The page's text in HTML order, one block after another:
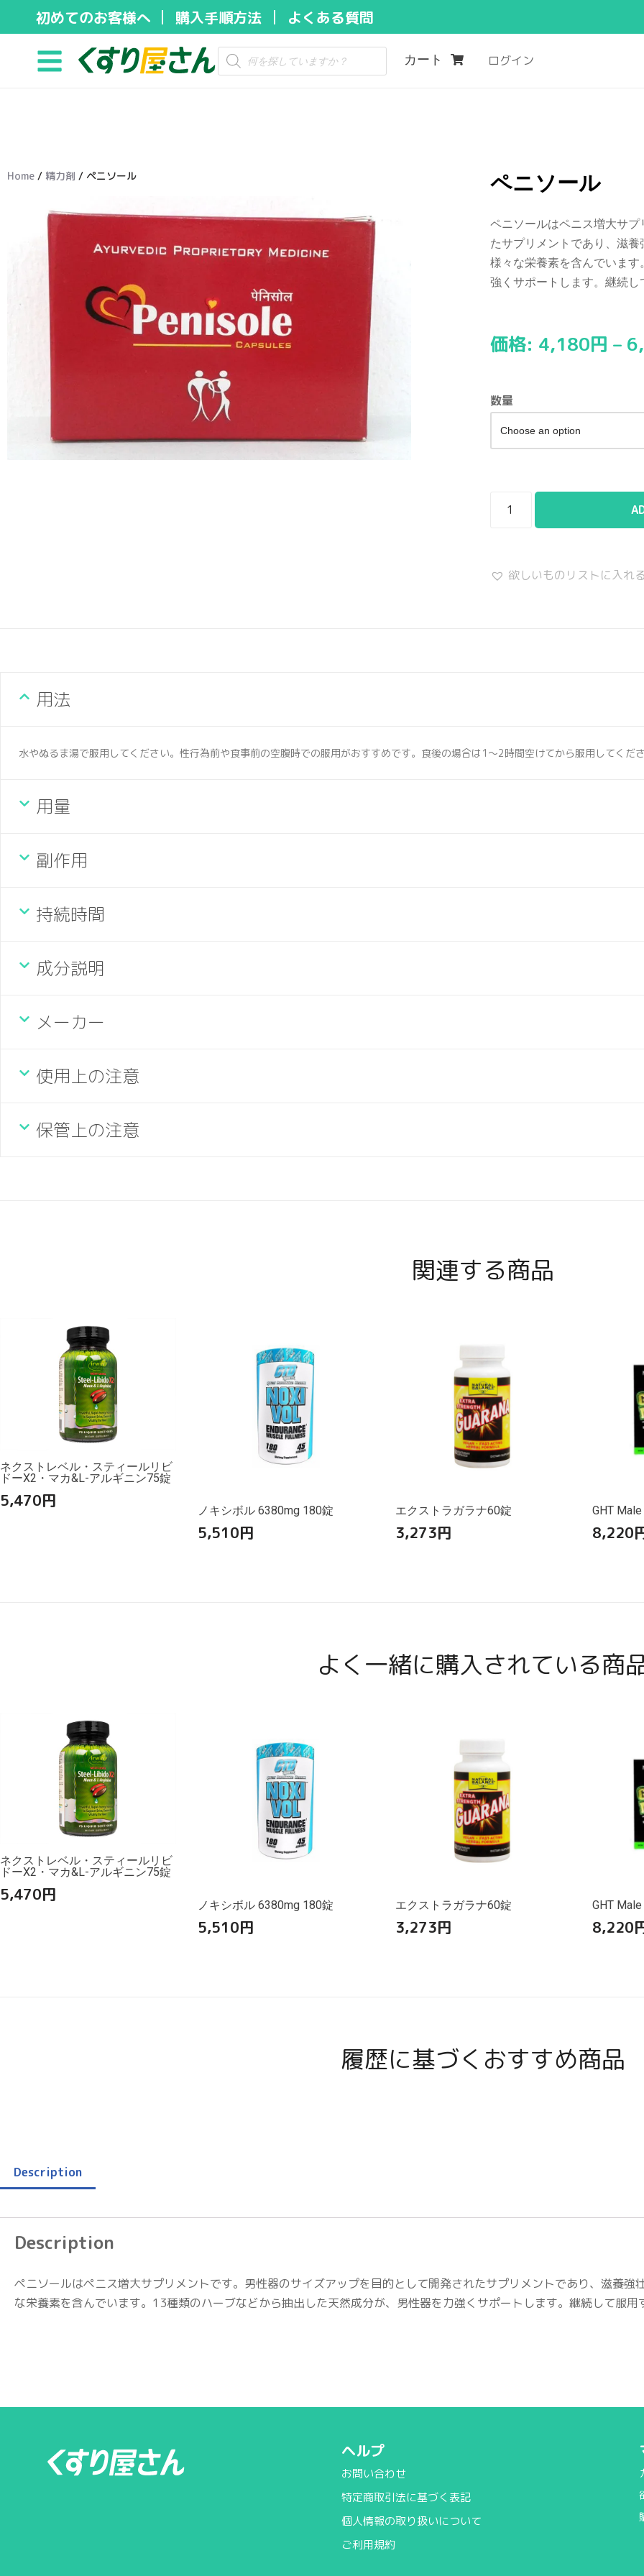
キ
初めてのお客様へ 購入手順方法 よくある質問
カート ログイン
Home / 精力剤 / ペニソール ペニソール
ペニソールはペニス増大サ
たサプリメントであり、滋
様々な栄養素を含んでいま
強くサポートします。継続
価格: 4,180円 –
数量
欲しいものリストに入れ
用法
水やぬるま湯で服用してください。性行為前や食事前の空腹時での服用がおすすめです。食後の場合は1〜2時間空けてから服用してくだ
用量
副作用
持続時間
成分説明
メーカー
使用上の注意
保管上の注意
関連する商品
ネクストレベル・スティールリビ
ドーX2・マカ&L-アルギニン75錠
5,470円
ノキシボル 6380mg 180錠
5,510円
エクストラガラナ60錠
3,273円
GHT
8,220
よく一緒に購入されている商
ネクストレベル・スティールリビ
ドーX2・マカ&L-アルギニン75錠
5,470円
ノキシボル 6380mg 180錠
5,510円
エクストラガラナ60錠
3,273円
GHT
8,220
履歴に基づくおすすめ商品
Description
Description
ペニソールはペニス増大サプリメントです。男性器のサイズアップを目的として開発されたサプリメントであり、滋養
な栄養素を含んでいます。13種類のハーブなどから抽出した天然成分が、男性器を力強くサポートします。継続して服
ヘルプ
お問い合わせ
特定商取引法に基づく表記
個人情報の取り扱いについて
ご利用規約